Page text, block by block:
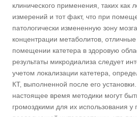
клинического применения, таких как
измерений и тот факт, что при
патологически измененную зону
концентрации метаболитов,
помещении катетера в здоровую
результаты микродиализа следует
учетом локализации катетера,
КТ, выполненной после его
настоящее время методики могут
громоздкими для их использования у